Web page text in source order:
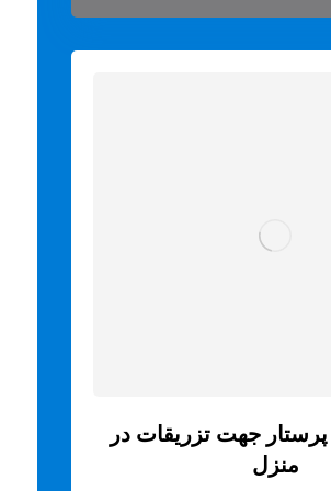
جهت تزریقات در
منزل